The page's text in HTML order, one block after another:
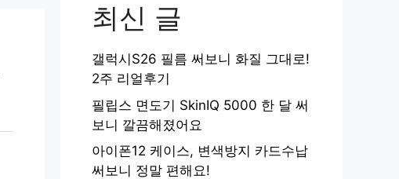
최신 글
갤럭시S26 필름 써보니 화질 그대로!
2주 리얼후기
필립스 면도기 SkinIQ 5000 한 달 써
보니 깔끔해졌어요
아이폰12 케이스, 변색방지 카드수납
써보니 정말 편해요!